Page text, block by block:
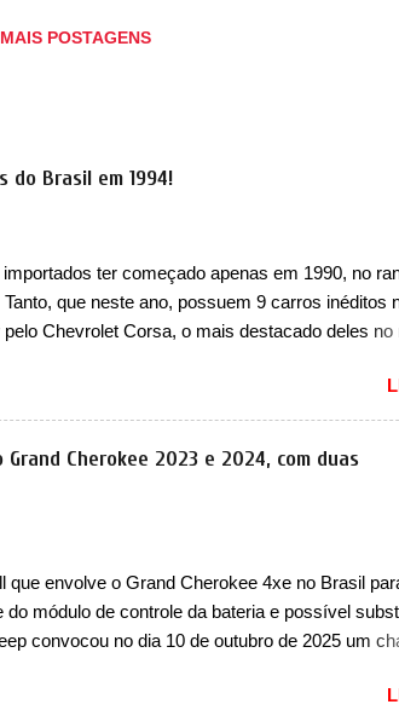
ser fabricadas a partir de materiais
MAIS POSTAGENS
do Brasil em 1994!
ter começado apenas em 1990, no
que neste ano, possuem 9 carros inéditos
Chevrolet Corsa, o mais destacado deles no
que assustou a concorrência. Nesse ano
do Volkswagen Gol que depois de 14 anos
apelidada de "Bolinha" por suas formas
fazia sua estréia no mercado. Era o
alemães, japoneses e coreanos que
o Renault R19 que vinha em 3 versões de
sedan, a famosa Kia Besta, o Vol...
Cherokee 2023 e 2024, com duas
que envolve o Grand Cherokee 4xe no Brasil
do módulo de controle da bateria e possível
convocou no dia 10 de outubro de 2025 um
2023 e 2024. A marca norte-americana diz